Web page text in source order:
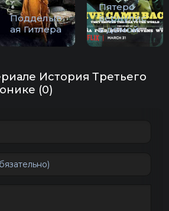
Подделыв
ая Гитлера
Пятеро
вернулис
ь домой
История Третьего
(0)